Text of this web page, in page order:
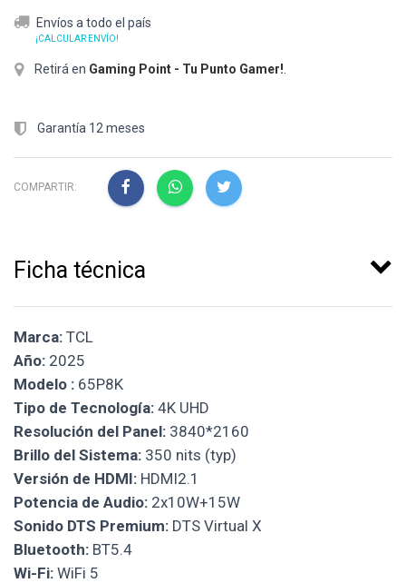
Envíos a todo el país
¡CALCULAR ENVÍO!
Retirá en Gaming Point - Tu Punto Gamer!
Garantía 12 meses
COMPARTIR:
Ficha técnica
Marca: TCL
Año: 2025
Modelo : 65P8K
Tipo de Tecnología: 4K UHD
Resolución del Panel: 3840*2160
Brillo del Sistema: 350 nits (typ)
Versión de HDMI: HDMI2.1
Potencia de Audio: 2x10W+15W
Sonido DTS Premium: DTS Virtual X
Bluetooth: BT5.4
Wi-Fi: WiFi 5